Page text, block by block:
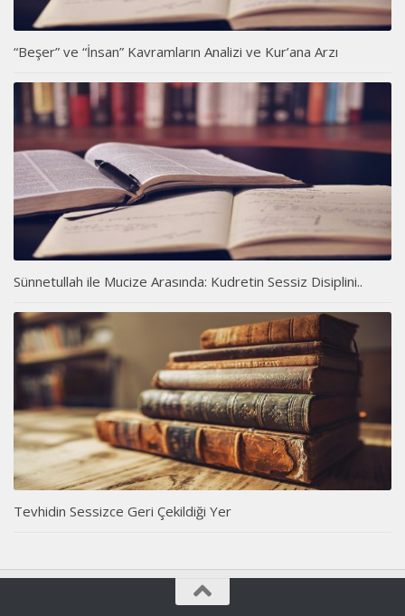
“Beşer” ve “İnsan” Kavramların Analizi ve Kur’ana Arzı
Sünnetullah ile Mucize Arasında: Kudretin Sessiz Disiplini..
Tevhidin Sessizce Geri Çekildiği Yer